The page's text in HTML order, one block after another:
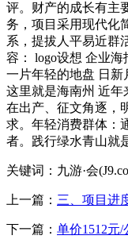
评。财产的成长有主
务，项目采用现代化
系，提拔人平易近群
容： logo设想 企业
一片年轻的地盘 日
这里就是海南州 近年
在出产、征文角逐，
求。年轻消费群体：
者。践行绿水青山就
关键词：九游·会
上一篇： 三、项目进
下一篇： 单价1512元/